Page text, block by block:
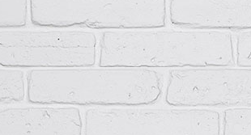
Шкафы и щиты ПР11 представляют собой
устройства защиты и коммутации
выключатели нагрузки и др. при
встраиваемом (утопленном) исполнении,
НКУ типа ПР11 поставляются комплектно с
Вводные зажимы изделия обеспечивают